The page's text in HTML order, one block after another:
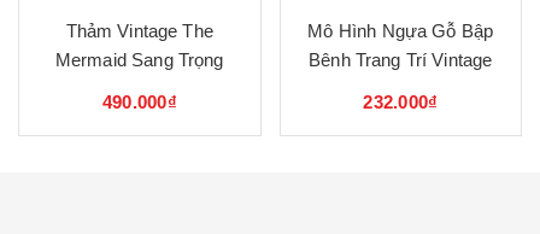
Thảm Vintage The
Mermaid Sang Trọng
490.000₫
Mô Hình Ngựa Gỗ Bập
Bênh Trang Trí Vintage
232.000₫